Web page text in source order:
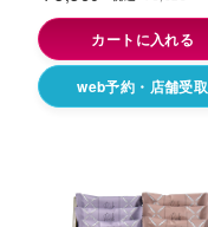
カートに入れる
web予約・店舗受取